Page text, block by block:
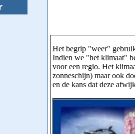
Het begrip "weer"
Indien we "het klimaat"
voor een regio. Het
zonneschijn) maar ook
en de kans dat deze